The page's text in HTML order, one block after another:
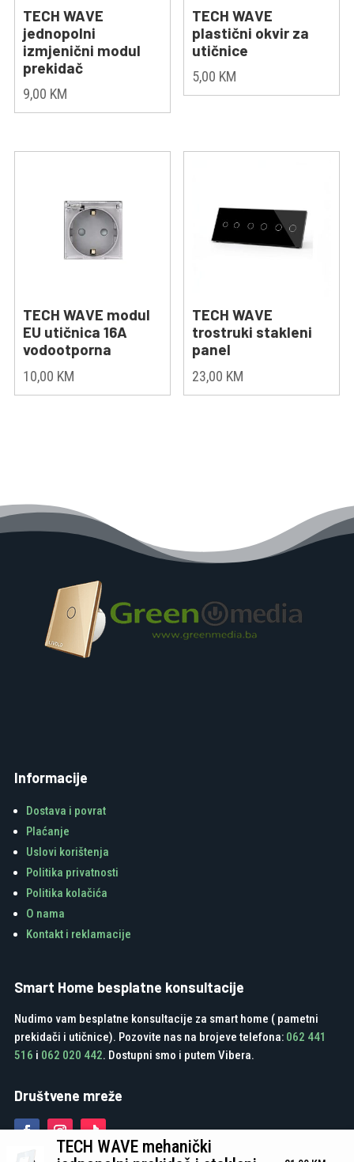
TECH WAVE
jednopolni
izmjenični modul
prekidač
9,00 KM
TECH WAVE
plastični okvir za
utičnice
5,00 KM
TECH WAVE modul
EU utičnica 16A
vodootporna
10,00 KM
TECH WAVE
trostruki stakleni
panel
23,00 KM
Informacije
Dostava i povrat
Plaćanje
Uslovi korištenja
Politika privatnosti
Politika kolačića
O nama
Kontakt i reklamacije
Smart Home besplatne konsultacije
Nudimo vam besplatne konsultacije za smart home ( pametni
prekidači i utičnice). Pozovite nas na brojeve telefona: 062 441
516 i 062 020 442. Dostupni smo i putem Vibera.
Društvene mreže
TECH WAVE mehanički